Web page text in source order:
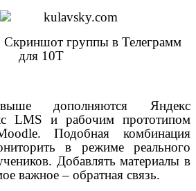
Скриншот группы в Телеграмм
для 10Т
дополняются Яндекс
LMS и рабочим прототипом
. Подобная комбинация
в режиме реального
Добавлять материалы в
важное – обратная связь.